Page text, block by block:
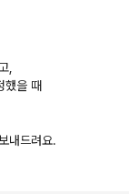
,
했을 때
내드려요.